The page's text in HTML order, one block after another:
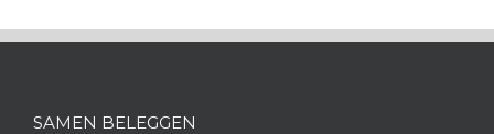
SAMEN BELEGGEN